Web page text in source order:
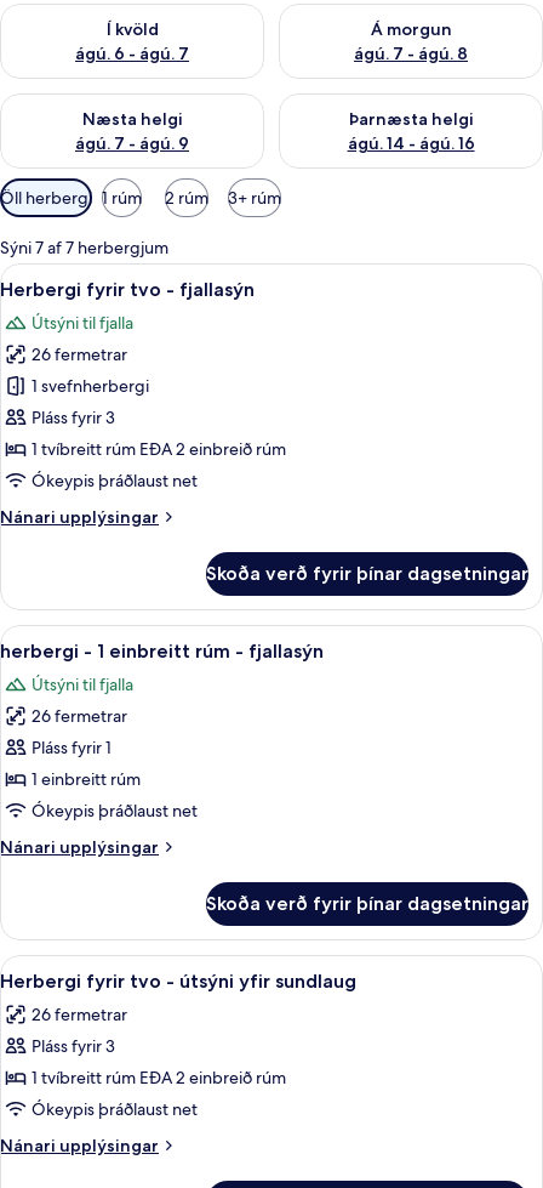
Í kvöld
ágú. 6 - ágú. 7
Athuga framboð í kvöld ágú. 6 - ágú. 7
Á morgun
ágú. 7 - ágú. 8
Athuga framboð á morgun
Næsta helgi
ágú. 7 - ágú. 9
Athuga framboð næstu helgi ágú. 7 - ágú. 9
Þarnæsta helgi
ágú. 14 - ágú. 16
Athuga framboð þarnæstu
Síur
í
boði
fyrir
herbergi
Öll herbergi 1 rúm 2 rúm 3+ rúm
Sýni 7 af 7 herbergjum
Skoða
allar
myndir
fyrir
Herbergi
fyrir
tvo
-
fjallasýn
Míníbar, öryggishólf í herbergi,
6
Herbergi fyrir tvo - fjallasýn
Útsýni til fjalla
26 fermetrar
1 svefnherbergi
Pláss fyrir 3
1 tvíbreitt rúm EÐA 2 einbreið rúm
Ókeypis þráðlaust net
Nánari upplýsingar
Nánari
fyrir
tvo
-
fjallasýn
Skoða verð fyrir þínar dagsetningar
Skoða
allar
myndir
fyrir
herbergi
-
1
rúm
Míníbar, öryggishólf í herbergi,
6
herbergi - 1 einbreitt rúm - fjallasýn
Útsýni til fjalla
26 fermetrar
Pláss fyrir 1
1 einbreitt rúm
Ókeypis þráðlaust net
Nánari upplýsingar
Nánari
-
einbreitt
fjallasýn
Skoða verð fyrir þínar dagsetningar
Skoða
allar
myndir
fyrir
Herbergi
fyrir
tvo
-
Míníbar, öryggishólf í herbergi,
6
Herbergi fyrir tvo - útsýni yfir sundlaug
26 fermetrar
Pláss fyrir 3
1 tvíbreitt rúm EÐA 2 einbreið rúm
Ókeypis þráðlaust net
Nánari upplýsingar
Nánari